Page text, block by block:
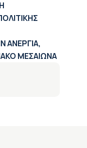
ΑΝΕΡΓΙΑ,
ΜΕΣΑΙΩΝΑ